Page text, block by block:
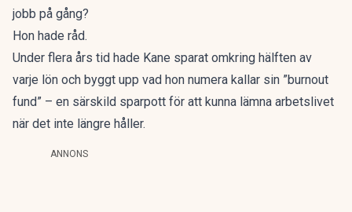
jobb på gång?
Hon hade råd.
Under flera års tid hade Kane sparat omkring hälften av
varje lön och byggt upp vad hon numera kallar sin ”burnout
fund” – en särskild sparpott för att kunna lämna arbetslivet
när det inte längre håller.
ANNONS